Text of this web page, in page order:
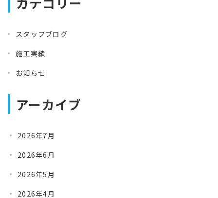
スタッフブログ
施工実績
お知らせ
アーカイブ
2026年7月
2026年6月
2026年5月
2026年4月